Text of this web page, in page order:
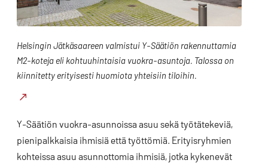
Helsingin Jätkäsaareen valmistui Y-Säätiön rakennuttamia
M2-koteja eli kohtuuhintaisia vuokra-asuntoja. Talossa on
kiinnitetty erityisesti huomiota yhteisiin tiloihin.
Y-Säätiön vuokra-asunnoissa asuu sekä työtätekeviä,
pienipalkkaisia ihmisiä että työttömiä. Erityisryhmien
kohteissa asuu asunnottomia ihmisiä, jotka kykenevät